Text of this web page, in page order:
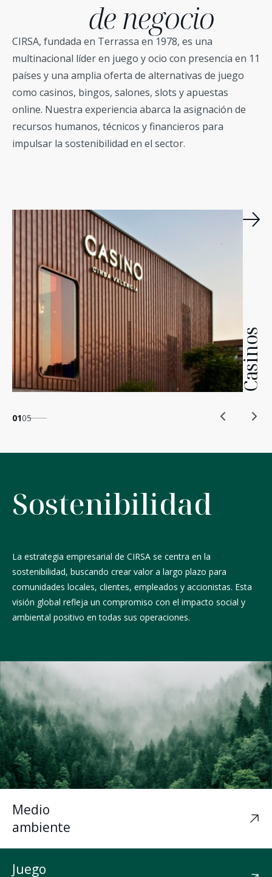
de negocio
CIRSA, fundada en Terrassa en 1978, es una
multinacional líder en juego y ocio con presencia en 11
países y una amplia oferta de alternativas de juego
como casinos, bingos, salones, slots y apuestas
online. Nuestra experiencia abarca la asignación de
recursos humanos, técnicos y financieros para
impulsar la sostenibilidad en el sector.
Casinos
0105
Sostenibilidad
La estrategia empresarial de CIRSA se centra en la
sostenibilidad, buscando crear valor a largo plazo para
comunidades locales, clientes, empleados y accionistas. Esta
visión global refleja un compromiso con el impacto social y
ambiental positivo en todas sus operaciones.
Medio
ambiente
Juego